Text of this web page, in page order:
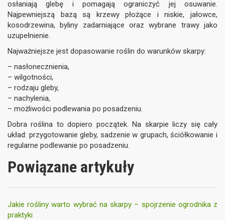
osłaniają glebę i pomagają ograniczyć jej osuwanie.
Najpewniejszą bazą są krzewy płożące i niskie, jałowce,
kosodrzewina, byliny zadarniające oraz wybrane trawy jako
uzupełnienie.
Najważniejsze jest dopasowanie roślin do warunków skarpy:
– nasłonecznienia,
– wilgotności,
– rodzaju gleby,
– nachylenia,
– możliwości podlewania po posadzeniu.
Dobra roślina to dopiero początek. Na skarpie liczy się cały
układ: przygotowanie gleby, sadzenie w grupach, ściółkowanie i
regularne podlewanie po posadzeniu.
Powiązane artykuły
Jakie rośliny warto wybrać na skarpy – spojrzenie ogrodnika z
praktyki